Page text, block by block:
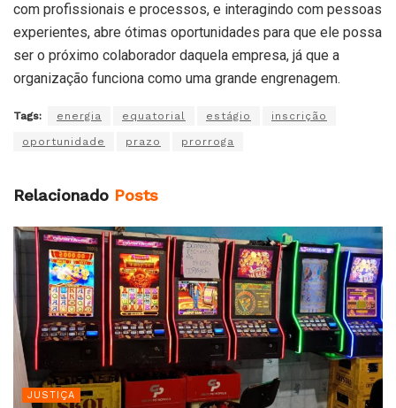
com profissionais e processos, e interagindo com pessoas
experientes, abre ótimas oportunidades para que ele possa
ser o próximo colaborador daquela empresa, já que a
organização funciona como uma grande engrenagem.
Tags: energia equatorial estágio inscrição
oportunidade prazo prorroga
Relacionado Posts
JUSTIÇA